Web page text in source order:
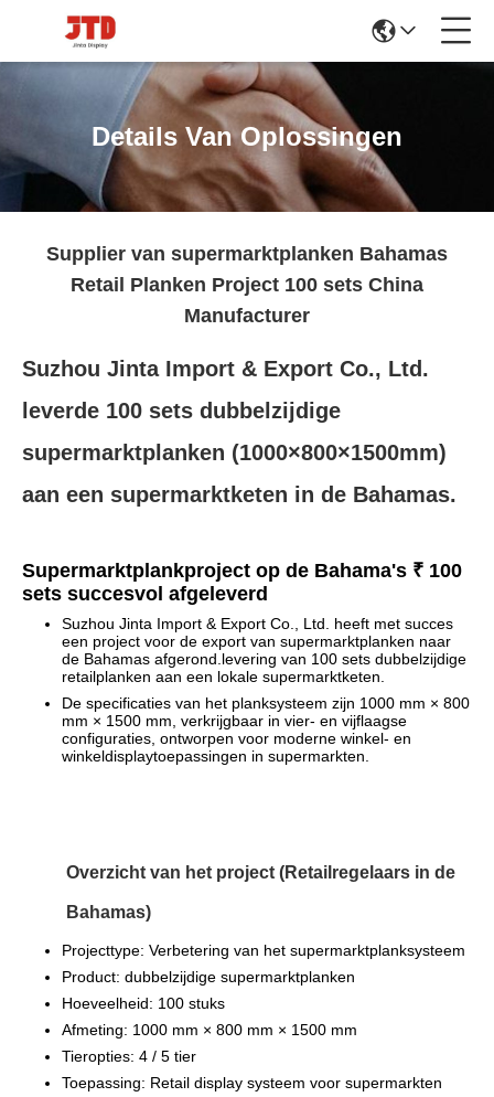
Details Van Oplossingen
Supplier van supermarktplanken Bahamas
Retail Planken Project 100 sets China
Manufacturer
Suzhou Jinta Import & Export Co., Ltd.
leverde 100 sets dubbelzijdige
supermarktplanken (1000×800×1500mm)
aan een supermarktketen in de Bahamas.
Supermarktplankproject op de Bahama's ₹ 100
sets succesvol afgeleverd
Suzhou Jinta Import & Export Co., Ltd. heeft met succes
een project voor de export van supermarktplanken naar
de Bahamas afgerond.levering van 100 sets dubbelzijdige
retailplanken aan een lokale supermarktketen.
De specificaties van het planksysteem zijn 1000 mm × 800
mm × 1500 mm, verkrijgbaar in vier- en vijflaagse
configuraties, ontworpen voor moderne winkel- en
winkeldisplaytoepassingen in supermarkten.
Overzicht van het project (Retailregelaars in de
Bahamas)
Projecttype: Verbetering van het supermarktplanksysteem
Product: dubbelzijdige supermarktplanken
Hoeveelheid: 100 stuks
Afmeting: 1000 mm × 800 mm × 1500 mm
Tieropties: 4 / 5 tier
Toepassing: Retail display systeem voor supermarkten